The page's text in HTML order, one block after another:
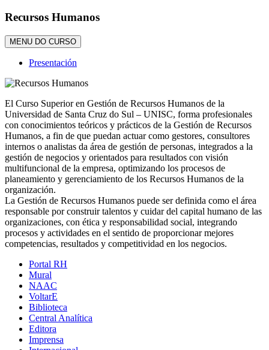
Recursos Humanos
MENU DO CURSO
Presentación
El Curso Superior en Gestión de Recursos Humanos de la
Universidad de Santa Cruz do Sul – UNISC, forma profesionales
con conocimientos teóricos y prácticos de la Gestión de Recursos
Humanos, a fin de que puedan actuar como gestores, consultores
internos o analistas da área de gestión de personas, integrados a la
gestión de negocios y orientados para resultados con visión
multifuncional de la empresa, optimizando los procesos de
planeamiento y gerenciamiento de los Recursos Humanos de la
organización.
La Gestión de Recursos Humanos puede ser definida como el área
responsable por construir talentos y cuidar del capital humano de las
organizaciones, con ética y responsabilidad social, integrando
procesos y actividades en el sentido de proporcionar mejores
competencias, resultados y competitividad en los negocios.
Portal RH
Mural
NAAC
VoltarE
Biblioteca
Central Analítica
Editora
Imprensa